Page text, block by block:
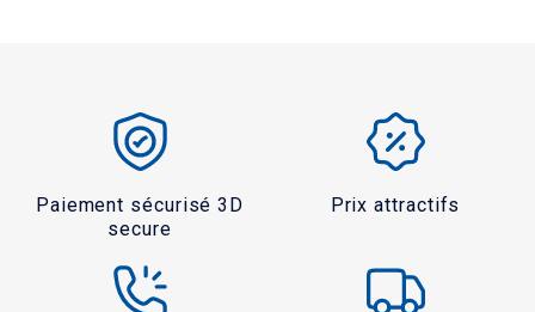
Paiement sécurisé 3D
secure
Prix attractifs